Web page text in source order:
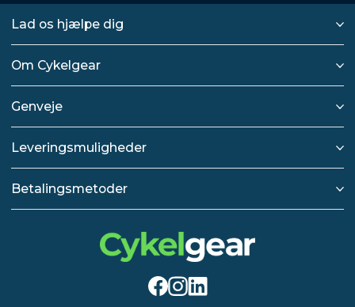
Lad os hjælpe dig
Om Cykelgear
Genveje
Leveringsmuligheder
Betalingsmetoder